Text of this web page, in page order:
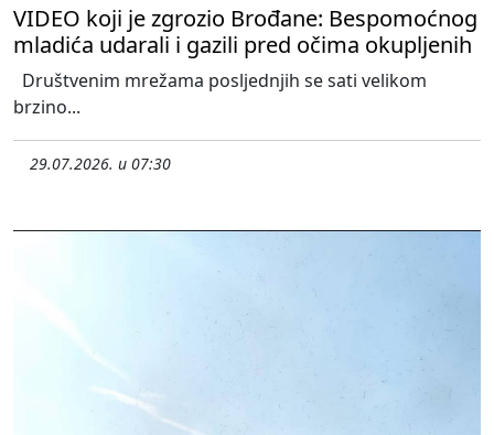
VIDEO koji je zgrozio Brođane: Bespomoćnog
mladića udarali i gazili pred očima okupljenih
Društvenim mrežama posljednjih se sati velikom
brzino...
29.07.2026. u 07:30